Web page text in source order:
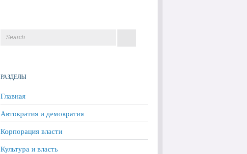
РАЗДЕЛЫ
Главная
Автократия и демократия
Корпорация власти
Культура и власть